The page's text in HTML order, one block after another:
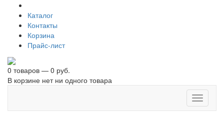
Каталог
Контакты
Корзина
Прайс-лист
0 товаров — 0 руб.
В корзине нет ни одного товара
Toggle